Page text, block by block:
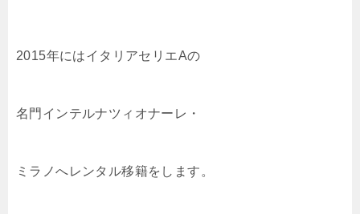
2015年にはイタリアセリエAの
名門インテルナツィオナーレ・
ミラノへレンタル移籍をします。